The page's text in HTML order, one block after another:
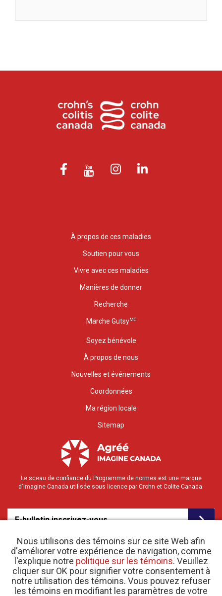
Nous utilisons des témoins sur ce site Web afin
d'améliorer votre expérience de navigation, comme
l'explique notre politique sur les témoins. Veuillez
cliquer sur OK pour signifier votre consentement à
notre utilisation des témoins. Vous pouvez refuser
les témoins en modifiant les paramètres de votre
À propos de ces maladies
Soutien pour vous
Vivre avec ces maladies
Manières de donner
Recherche
Marche GutsyMC
Soyez bénévole
À propos de nous
Nouvelles et événements
Coordonnées
Ma région locale
Sitemap
Le sceau de confiance du Programme de normes est une marque
d'Imagine Canada utilisée sous licence par Crohn et Colite Canada.
E-bulletin inscrivez-vous